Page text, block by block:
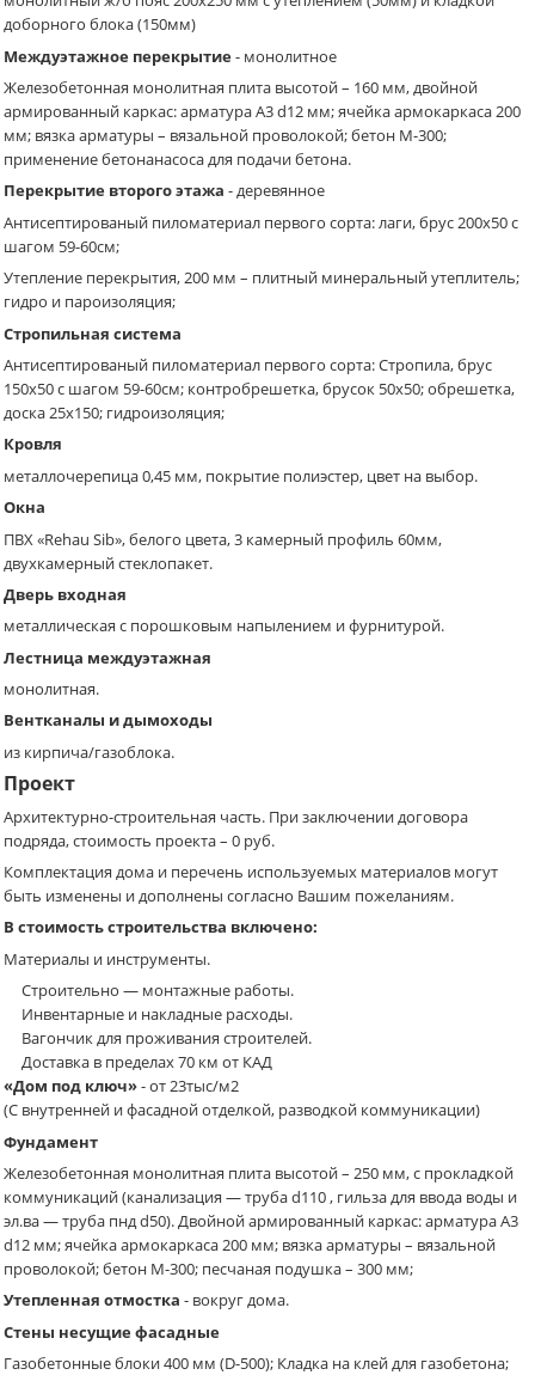
доборного блока (150мм)
Междуэтажное перекрытие- монолитное
Железобетонная монолитная плита высотой – 160 мм, двойной
армированный каркас: арматура A3 d12 мм; ячейка армокаркаса 200
мм; вязка арматуры – вязальной проволокой; бетон М-300;
применение бетонанасоса для подачи бетона.
Перекрытие второго этажа - деревянное
Антисептированый пиломатериал первого сорта: лаги, брус 200х50 с
шагом 59-60см;
Утепление перекрытия, 200 мм – плитный минеральный утеплитель;
гидро и пароизоляция;
Стропильная система
Антисептированый пиломатериал первого сорта: Стропила, брус
150х50 с шагом 59-60см; контробрешетка, брусок 50х50; обрешетка,
доска 25х150; гидроизоляция;
Кровля
металлочерепица 0,45 мм, покрытие полиэстер, цвет на выбор.
Окна
ПВХ «Rehau Sib», белого цвета, 3 камерный профиль 60мм,
двухкамерный стеклопакет.
Дверь входная
металлическая с порошковым напылением и фурнитурой.
Лестница междуэтажная
монолитная.
Вентканалы и дымоходы
из кирпича/газоблока.
Проект
Архитектурно-строительная часть. При заключении договора
подряда, стоимость проекта – 0 руб.
Комплектация дома и перечень используемых материалов могут
быть изменены и дополнены согласно Вашим пожеланиям.
В стоимость строительства включено:
Материалы и инструменты.
Cтроительно — монтажные работы.
Инвентарные и накладные расходы.
Вагончик для проживания строителей.
Доставка в пределах 70 км от КАД
«Дом под ключ»- от 23тыс/м2
(С внутренней и фасадной отделкой, разводкой коммуникации)
Фундамент
Железобетонная монолитная плита высотой – 250 мм, с прокладкой
коммуникаций (канализация — труба d110 , гильза для ввода воды и
эл.ва — труба пнд d50). Двойной армированный каркас: арматура A3
d12 мм; ячейка армокаркаса 200 мм; вязка арматуры – вязальной
проволокой; бетон М-300; песчаная подушка – 300 мм;
Утепленная отмостка - вокруг дома.
Стены несущие фасадные
Газобетонные блоки 400 мм (D-500); Кладка на клей для газобетона;